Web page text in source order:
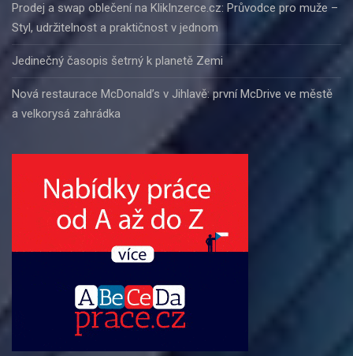
Prodej a swap oblečení na KlikInzerce.cz: Průvodce pro muže –
Styl, udržitelnost a praktičnost v jednom
Jedinečný časopis šetrný k planetě Zemi
Nová restaurace McDonald’s v Jihlavě: první McDrive ve městě
a velkorysá zahrádka